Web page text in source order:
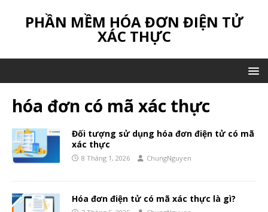
PHẦN MỀM HÓA ĐƠN ĐIỆN TỬ
XÁC THỰC
hóa đơn có mã xác thực
Đối tượng sử dụng hóa đơn điện tử có mã
xác thực
8 Tháng 1, 2026 ChungNguyen
Hóa đơn điện tử có mã xác thực là gì?